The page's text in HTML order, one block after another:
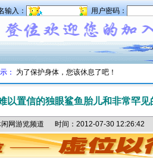
输入： 用户密码：
： 为了保护身体，您该休息了吧！
以置信的独眼鲨鱼胎儿和非常罕见
闲网游览频道 时间：2012-07-30